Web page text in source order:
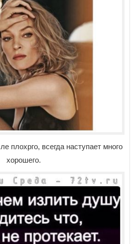
плохрго, всегда наступает много
хорошего.